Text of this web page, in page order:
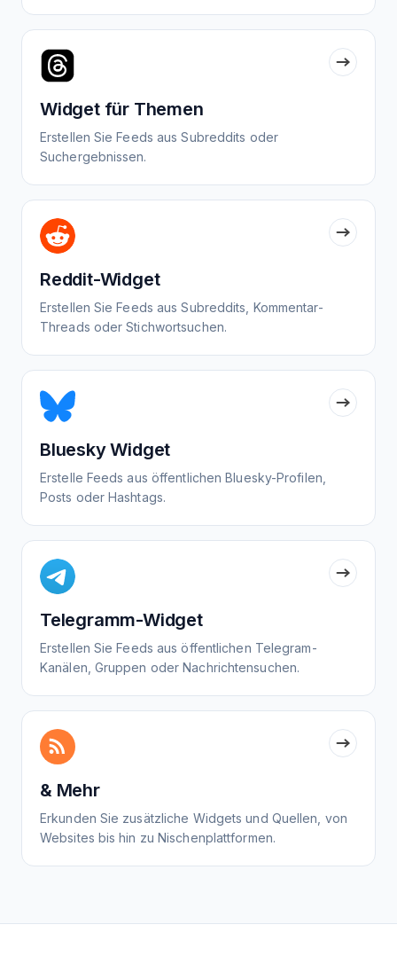
Widget für Themen
Erstellen Sie Feeds aus Subreddits oder
Suchergebnissen.
Reddit-Widget
Erstellen Sie Feeds aus Subreddits, Kommentar-
Threads oder Stichwortsuchen.
Bluesky Widget
Erstelle Feeds aus öffentlichen Bluesky-Profilen,
Posts oder Hashtags.
Telegramm-Widget
Erstellen Sie Feeds aus öffentlichen Telegram-
Kanälen, Gruppen oder Nachrichtensuchen.
& Mehr
Erkunden Sie zusätzliche Widgets und Quellen, von
Websites bis hin zu Nischenplattformen.